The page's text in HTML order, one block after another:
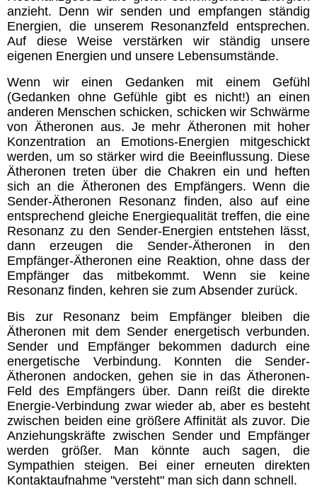
anzieht. Denn wir senden und empfangen ständig
Energien, die unserem Resonanzfeld entsprechen.
Auf diese Weise verstärken wir ständig unsere
eigenen Energien und unsere Lebensumstände.
Wenn wir einen Gedanken mit einem Gefühl
(Gedanken ohne Gefühle gibt es nicht!) an einen
anderen Menschen schicken, schicken wir Schwärme
von Ätheronen aus. Je mehr Ätheronen mit hoher
Konzentration an Emotions-Energien mitgeschickt
werden, um so stärker wird die Beeinflussung. Diese
Ätheronen treten über die Chakren ein und heften
sich an die Ätheronen des Empfängers. Wenn die
Sender-Ätheronen Resonanz finden, also auf eine
entsprechend gleiche Energiequalität treffen, die eine
Resonanz zu den Sender-Energien entstehen lässt,
dann erzeugen die Sender-Ätheronen in den
Empfänger-Ätheronen eine Reaktion, ohne dass der
Empfänger das mitbekommt. Wenn sie keine
Resonanz finden, kehren sie zum Absender zurück.
Bis zur Resonanz beim Empfänger bleiben die
Ätheronen mit dem Sender energetisch verbunden.
Sender und Empfänger bekommen dadurch eine
energetische Verbindung. Konnten die Sender-
Ätheronen andocken, gehen sie in das Ätheronen-
Feld des Empfängers über. Dann reißt die direkte
Energie-Verbindung zwar wieder ab, aber es besteht
zwischen beiden eine größere Affinität als zuvor. Die
Anziehungskräfte zwischen Sender und Empfänger
werden größer. Man könnte auch sagen, die
Sympathien steigen. Bei einer erneuten direkten
Kontaktaufnahme "versteht" man sich dann schnell.